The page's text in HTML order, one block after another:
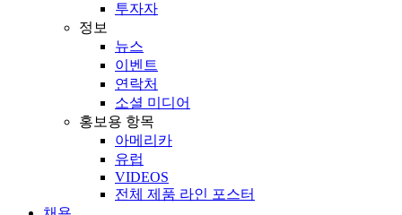
투자자
정보
뉴스
이벤트
연락처
소셜 미디어
홍보용 항목
아메리카
유럽
VIDEOS
전체 제품 라인 포스터